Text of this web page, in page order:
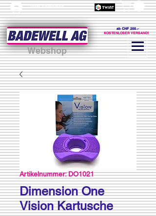
Jetzt Anmelden
Webshop
ab CHF 200.-
KOSTENLOSER VERSAND!
Artikelnummer: DO1021
Dimension One
Vision Kartusche